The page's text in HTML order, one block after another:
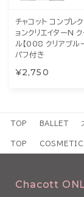
チャコット コンプレク
ョンクリエイターN ク
ル【008 クリアブルー
パフ付き
¥2,750
TOP BALLET
TOP
Chacott